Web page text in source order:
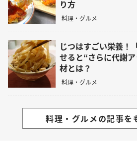
り方
料理・グルメ
じつはすごい栄養！
せると“さらに代謝
材とは？
料理・グルメ
料理・グルメの記事を